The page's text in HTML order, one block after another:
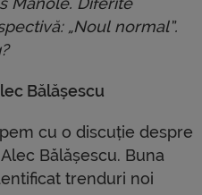
„Noul normal”.
Bălășescu
cu o discuție despre
Bălășescu. Buna
trenduri noi